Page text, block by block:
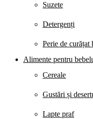
Suzete
Detergenți
Perie de curățat
Alimente pentru
Cereale
Gustări și
Lapte praf